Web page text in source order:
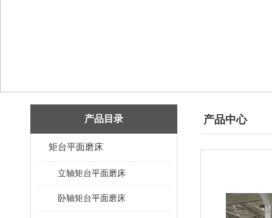
产品目录
矩台平面磨床
立轴矩台平面磨床
卧轴矩台平面磨床
产品中心